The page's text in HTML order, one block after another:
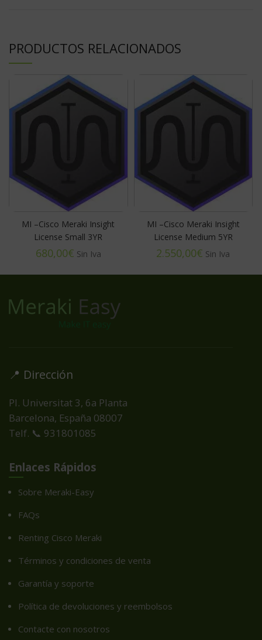
PRODUCTOS RELACIONADOS
MI –Cisco Meraki Insight
License Small 3YR
€
MI –Cisco Meraki Insight
License Medium 5YR
€
📍 Dirección
Pl. Universitat 3, 6a Planta
Barcelona, España 08007
Telf. 📞 931801085
Enlaces Rápidos
Sobre Meraki-Easy
FAQs
Renting Cisco Meraki
Términos y condiciones de venta
Garantía y soporte
Política de devoluciones y reembolsos
Contacte con nosotros